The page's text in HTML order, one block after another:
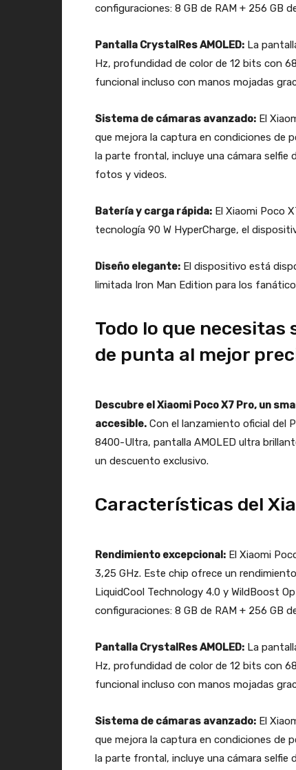
configuraciones: 8 GB de RAM + 256 GB
Pantalla CrystalRes AMOLED: La
Hz, profundidad de color de 12 bits con
funcional incluso con manos mojadas
Sistema de cámaras avanzado: El
que mejora la captura en condiciones de
la parte frontal, incluye una cámara selfie
fotos y videos.
Batería y carga rápida: El Xiaomi Poco
tecnología 90 W HyperCharge, el
Diseño elegante: El dispositivo está
limitada Iron Man Edition para los
Todo lo que necesitas
de punta al mejor
Descubre el Xiaomi Poco X7 Pro, un
accesible. Con el lanzamiento oficial del
8400-Ultra, pantalla AMOLED ultra
un descuento exclusivo.
Características del
Rendimiento excepcional: El Xiaomi
3,25 GHz. Este chip ofrece un
LiquidCool Technology 4.0 y WildBoost
configuraciones: 8 GB de RAM + 256 GB
Pantalla CrystalRes AMOLED: La
Hz, profundidad de color de 12 bits con
funcional incluso con manos mojadas
Sistema de cámaras avanzado: El
que mejora la captura en condiciones de
la parte frontal, incluye una cámara selfie